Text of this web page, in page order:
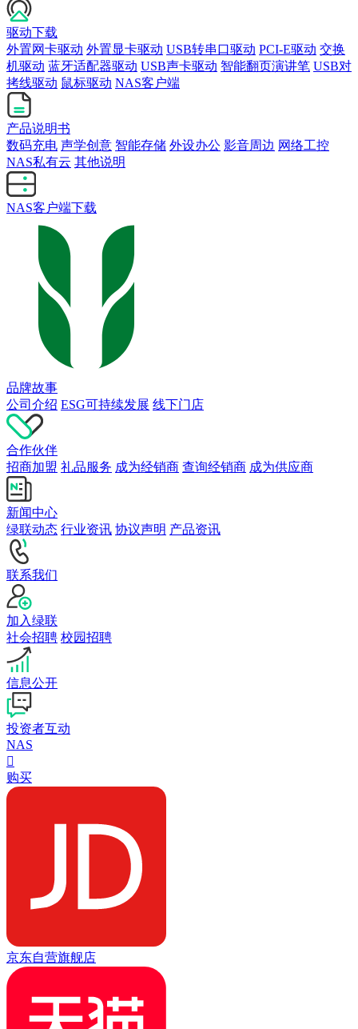
驱动下载
外置网卡驱动 外置显卡驱动 USB转串口驱动 PCI-E驱动 交换
机驱动 蓝牙适配器驱动 USB声卡驱动 智能翻页演讲笔 USB对
拷线驱动 鼠标驱动 NAS客户端
产品说明书
数码充电 声学创意 智能存储 外设办公 影音周边 网络工控
NAS私有云 其他说明
NAS客户端下载
品牌故事
公司介绍 ESG可持续发展 线下门店
合作伙伴
招商加盟 礼品服务 成为经销商 查询经销商 成为供应商
新闻中心
绿联动态 行业资讯 协议声明 产品资讯
联系我们
加入绿联
社会招聘 校园招聘
信息公开
投资者互动
NAS

购买
京东自营旗舰店